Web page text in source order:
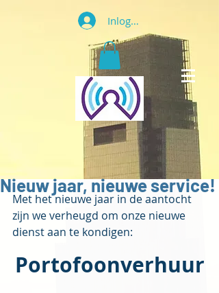
Inloggen
Nieuw jaar, nieuwe service!
Met het nieuwe jaar in de aantocht
zijn we verheugd om onze nieuwe
dienst aan te kondigen:
Portofoonverhuur